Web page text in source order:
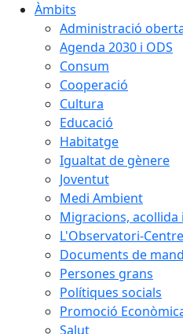
Àmbits
Administració
Agenda 2030 i ODS
Consum
Cooperació
Cultura
Educació
Habitatge
Igualtat de gènere
Joventut
Medi Ambient
Migracions,
L'Observatori-
Documents de
Persones grans
Polítiques socials
Promoció
Salut